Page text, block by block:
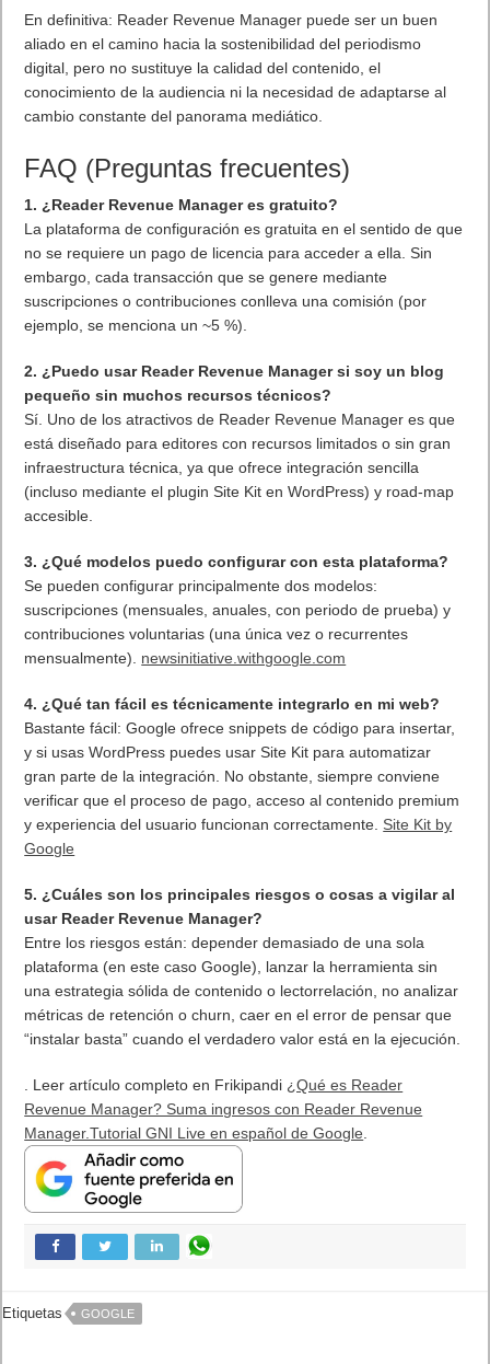
En definitiva: Reader Revenue Manager puede ser un buen
aliado en el camino hacia la sostenibilidad del periodismo
digital, pero no sustituye la calidad del contenido, el
conocimiento de la audiencia ni la necesidad de adaptarse al
cambio constante del panorama mediático.
FAQ (Preguntas frecuentes)
1. ¿Reader Revenue Manager es gratuito?
La plataforma de configuración es gratuita en el sentido de que
no se requiere un pago de licencia para acceder a ella. Sin
embargo, cada transacción que se genere mediante
suscripciones o contribuciones conlleva una comisión (por
ejemplo, se menciona un ~5 %).
2. ¿Puedo usar Reader Revenue Manager si soy un blog
pequeño sin muchos recursos técnicos?
Sí. Uno de los atractivos de Reader Revenue Manager es que
está diseñado para editores con recursos limitados o sin gran
infraestructura técnica, ya que ofrece integración sencilla
(incluso mediante el plugin Site Kit en WordPress) y road-map
accesible.
3. ¿Qué modelos puedo configurar con esta plataforma?
Se pueden configurar principalmente dos modelos:
suscripciones (mensuales, anuales, con periodo de prueba) y
contribuciones voluntarias (una única vez o recurrentes
mensualmente). newsinitiative.withgoogle.com
4. ¿Qué tan fácil es técnicamente integrarlo en mi web?
Bastante fácil: Google ofrece snippets de código para insertar,
y si usas WordPress puedes usar Site Kit para automatizar
gran parte de la integración. No obstante, siempre conviene
verificar que el proceso de pago, acceso al contenido premium
y experiencia del usuario funcionan correctamente. Site Kit by
Google
5. ¿Cuáles son los principales riesgos o cosas a vigilar al
usar Reader Revenue Manager?
Entre los riesgos están: depender demasiado de una sola
plataforma (en este caso Google), lanzar la herramienta sin
una estrategia sólida de contenido o lector­relación, no analizar
métricas de retención o churn, caer en el error de pensar que
“instalar basta” cuando el verdadero valor está en la ejecución.
. Leer artículo completo en Frikipandi ¿Qué es Reader
Revenue Manager? Suma ingresos con Reader Revenue
Manager.Tutorial GNI Live en español de Google
Etiquetas GOOGLE